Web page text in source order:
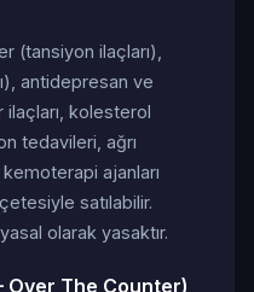
(tansiyon ilaçları),
antidepresan ve
kolesterol
tedavileri, ağrı
ajanları
satılabilir.
olarak yasaktır.
The Counter)